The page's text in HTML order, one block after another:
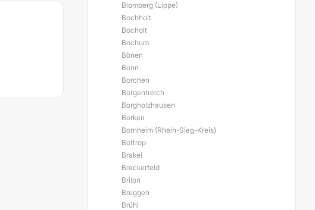
Blomberg (Lippe)
Bochholt
Bocholt
Bochum
Bönen
Bonn
Borchen
Borgentreich
Borgholzhausen
Borken
Bornheim (Rhein-Sieg-Kreis)
Bottrop
Brakel
Breckerfeld
Brilon
Brüggen
Brühl